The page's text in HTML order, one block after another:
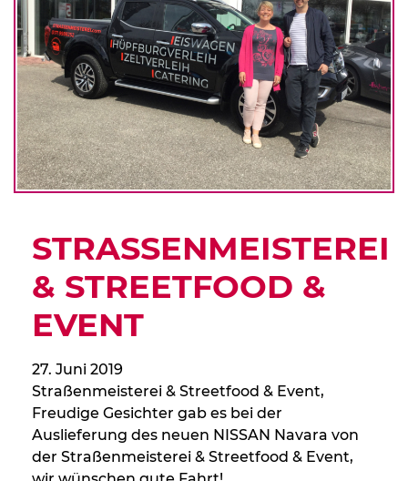
STRASSENMEISTEREI &
STREETFOOD & E
VENT
27. Juni 2019
Straßenmeisterei & Streetfood & Event,
Freudige Gesichter gab es bei der
Auslieferung des neuen NISSAN Navara von
der Straßenmeisterei & Streetfood & Event,